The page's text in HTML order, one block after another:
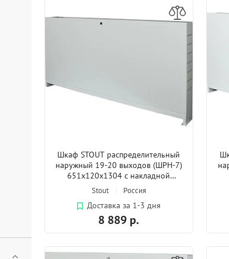
Шкаф STOUT распределительный
наружный 19-20 выходов (ШРН-7)
651х120х1304 с накладной
дверцей
Stout Россия
Доставка за 1-3 дня
8 889 р.